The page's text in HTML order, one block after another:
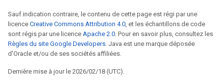
Sauf indication contraire, le contenu de cette page est régi par une
licence Creative Commons Attribution 4.0, et les échantillons de code
sont régis par une licence Apache 2.0. Pour en savoir plus, consultez les
Règles du site Google Developers. Java est une marque déposée
d'Oracle et/ou de ses sociétés affiliées.
Dernière mise à jour le 2026/02/18 (UTC).